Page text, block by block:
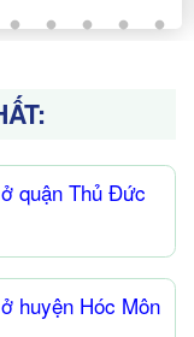
quận Thủ Đức
huyện Hóc Môn